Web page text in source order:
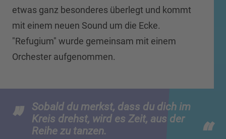
etwas ganz besonderes überlegt und kommt
mit einem neuen Sound um die Ecke.
"Refugium" wurde gemeinsam mit einem
Orchester aufgenommen.
Sobald du merkst, dass du dich im
Kreis drehst, wird es Zeit, aus der
Reihe zu tanzen.